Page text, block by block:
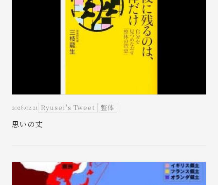
2026.02.21 Ryusei's Tweet 整体
思いの丈